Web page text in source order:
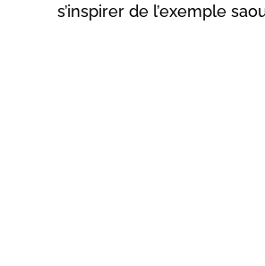
s’inspirer de l’exemple